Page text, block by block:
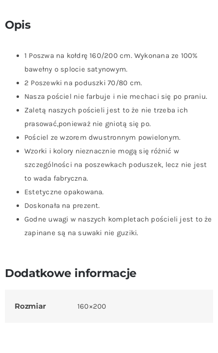
Opis
1 Poszwa na kołdrę 160/200 cm. Wykonana ze 100%
bawełny o splocie satynowym.
2 Poszewki na poduszki 70/80 cm.
Nasza pościel nie farbuje i nie mechaci się po praniu.
Zaletą naszych pościeli jest to że nie trzeba ich
prasować,ponieważ nie gniotą się po.
Pościel ze wzorem dwustronnym powielonym.
Wzorki i kolory nieznacznie mogą się różnić w
szczególności na poszewkach poduszek, lecz nie jest
to wada fabryczna.
Estetyczne opakowana.
Doskonała na prezent.
Godne uwagi w naszych kompletach pościeli jest to że
zapinane są na suwaki nie guziki.
Dodatkowe informacje
Rozmiar 160×200